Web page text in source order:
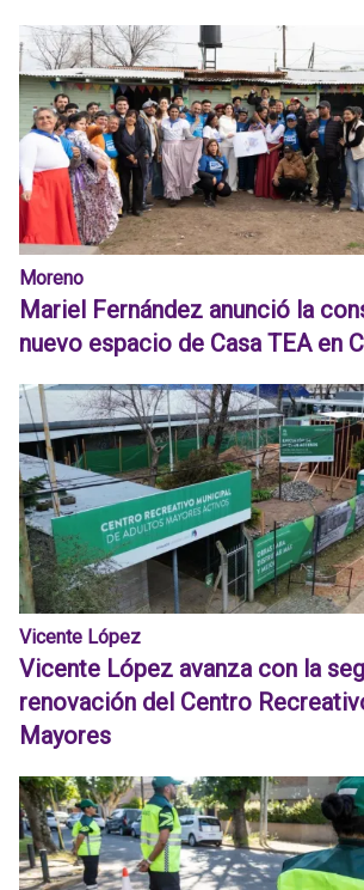
Moreno
Mariel Fernández anunció la
nuevo espacio de Casa TEA en
Vicente López
Vicente López avanza con la
renovación del Centro
Mayores